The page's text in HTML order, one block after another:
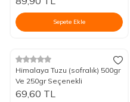
Sepete Ekle
Himalaya Tuzu (sofralık) 500gr
Ve 250gr Seçenekli
69,60 TL